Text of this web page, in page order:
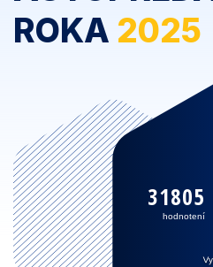
ROKA 2025
31805
hodnotení